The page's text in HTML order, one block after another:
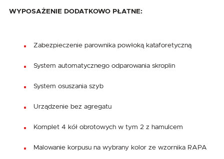
WYPOSAŻENIE DODATKOWO PŁATNE:
Zabezpieczenie parownika powłoką kataforetyczną
System automatycznego odparowania skroplin
System osuszania szyb
Urządzenie bez agregatu
Komplet 4 kół obrotowych w tym 2 z hamulcem
Malowanie korpusu na wybrany kolor ze wzornika RAPA